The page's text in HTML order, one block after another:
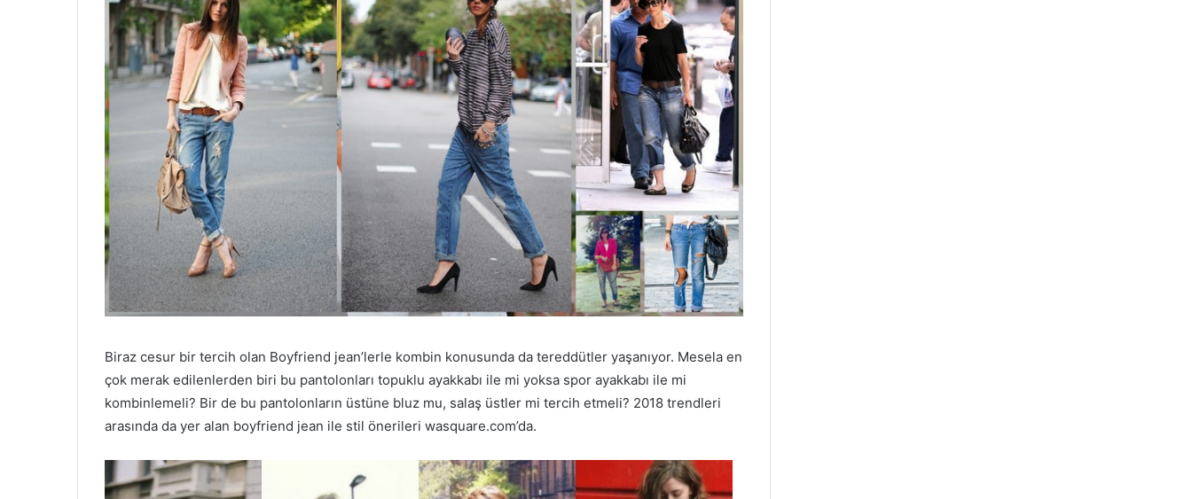
Biraz cesur bir tercih olan Boyfriend jean’lerle kombin konusunda da tereddütler yaşanıyor. Mesela en
çok merak edilenlerden biri bu pantolonları topuklu ayakkabı ile mi yoksa spor ayakkabı ile mi
kombinlemeli? Bir de bu pantolonların üstüne bluz mu, salaş üstler mi tercih etmeli? 2018 trendleri
arasında da yer alan boyfriend jean ile stil önerileri wasquare.com’da.